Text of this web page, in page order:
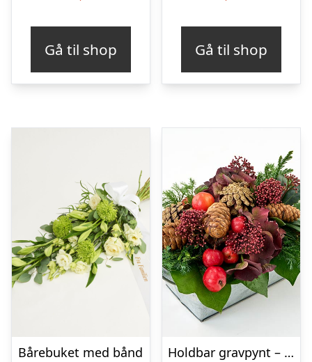
Gå til shop Gå til shop
Bårebuket med bånd
Holdbar gravpynt – Blomster til begravelse